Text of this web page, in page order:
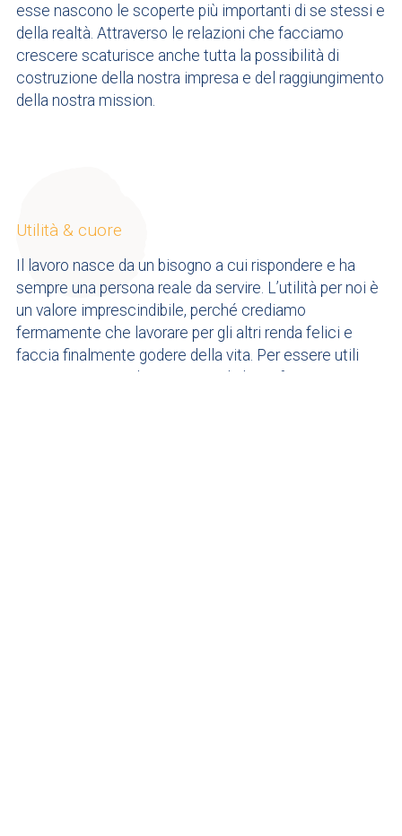
esse nascono le scoperte più importanti di se stessi e
della realtà. Attraverso le relazioni che facciamo
crescere scaturisce anche tutta la possibilità di
costruzione della nostra impresa e del raggiungimento
della nostra mission.
Utilità & cuore
Il lavoro nasce da un bisogno a cui rispondere e ha
sempre una persona reale da servire. L’utilità per noi è
un valore imprescindibile, perché crediamo
fermamente che lavorare per gli altri renda felici e
faccia finalmente godere della vita. Per essere utili